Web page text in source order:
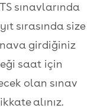
sınavlarında
sırasında size
girdiğiniz
saat için
olan sınav
alınız.